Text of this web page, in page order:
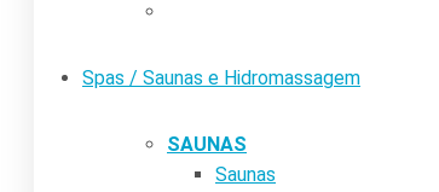
Spas / Saunas e Hidromassagem
SAUNAS
Saunas